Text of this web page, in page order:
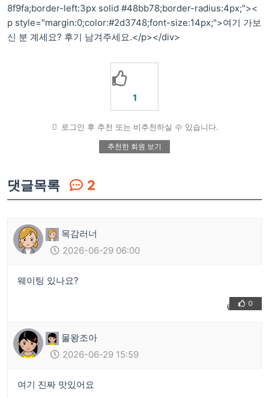
8f9fa;border-left:3px solid #48bb78;border-radius:4px;"><
p style="margin:0;color:#2d3748;font-size:14px;">여기 가보
신 분 계세요? 후기 남겨주세요.</p></div>
1
로그인 후 추천 또는 비추천하실 수 있습니다.
추천한 회원 보기
댓글목록 2
목감러너
2026-06-29 06:00
웨이팅 있나요?
👍 ❤️
0
물왕조아
2026-06-29 15:59
여기 진짜 맛있어요